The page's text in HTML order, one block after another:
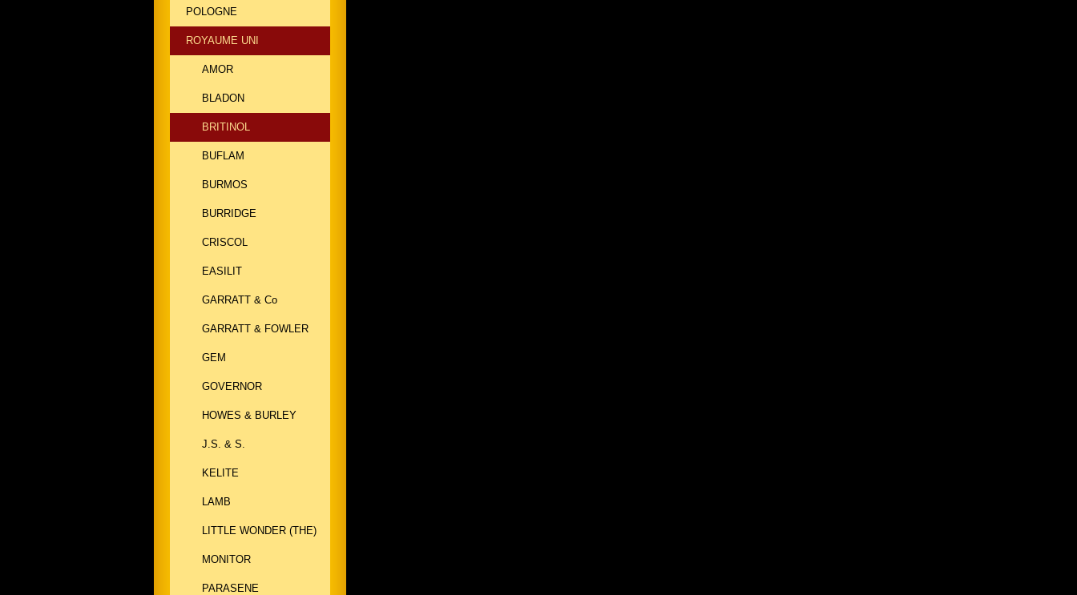
POLOGNE
ROYAUME UNI
AMOR
BLADON
BRITINOL
BUFLAM
BURMOS
BURRIDGE
CRISCOL
EASILIT
GARRATT & Co
GARRATT & FOWLER
GEM
GOVERNOR
HOWES & BURLEY
J.S. & S.
KELITE
LAMB
LITTLE WONDER (THE)
MONITOR
PARASENE